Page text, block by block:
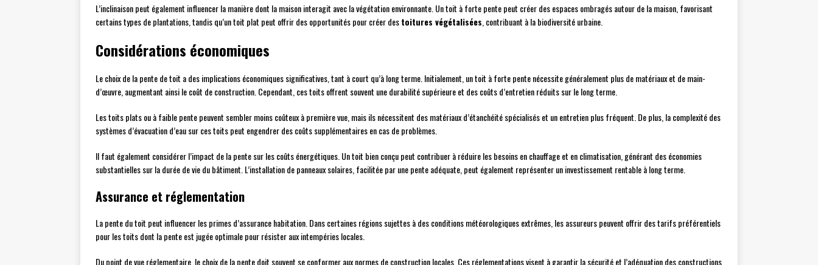
L’inclinaison peut également influencer la manière dont la maison interagit avec la végétation environnante. Un toit à forte pente peut créer des espaces ombragés autour de la maison, favorisant
certains types de plantations, tandis qu’un toit plat peut offrir des opportunités pour créer destoitures végétalisées , contribuant à la biodiversité urbaine.
Considérations économiques
Le choix de la pente de toit a des implications économiques significatives, tant à court qu’à long terme. Initialement, un toit à forte pente nécessite généralement plus de matériaux et de main-
d’œuvre, augmentant ainsi le coût de construction. Cependant, ces toits offrent souvent une durabilité supérieure et des coûts d’entretien réduits sur le long terme.
Les toits plats ou à faible pente peuvent sembler moins coûteux à première vue, mais ils nécessitent des matériaux d’étanchéité spécialisés et un entretien plus fréquent. De plus, la complexité des
systèmes d’évacuation d’eau sur ces toits peut engendrer des coûts supplémentaires en cas de problèmes.
Il faut également considérer l’impact de la pente sur les coûts énergétiques. Un toit bien conçu peut contribuer à réduire les besoins en chauffage et en climatisation, générant des économies
substantielles sur la durée de vie du bâtiment. L’installation de panneaux solaires, facilitée par une pente adéquate, peut également représenter un investissement rentable à long terme.
Assurance et réglementation
La pente du toit peut influencer les primes d’assurance habitation. Dans certaines régions sujettes à des conditions météorologiques extrêmes, les assureurs peuvent offrir des tarifs préférentiels
pour les toits dont la pente est jugée optimale pour résister aux intempéries locales.
Du point de vue réglementaire, le choix de la pente doit souvent se conformer aux normes de construction locales. Ces réglementations visent à garantir la sécurité et l’adéquation des constructions